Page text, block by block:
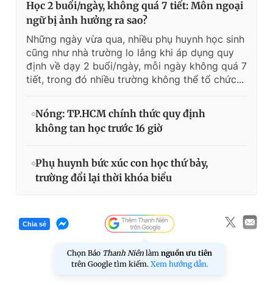
Học 2 buổi/ngày, không quá 7 tiết: Môn ngoại
ngữ bị ảnh hưởng ra sao?
Những ngày vừa qua, nhiều phụ huynh học sinh
cũng như nhà trường lo lắng khi áp dụng quy
định về dạy 2 buổi/ngày, mỗi ngày không quá 7
tiết, trong đó nhiều trường không thể tổ chức...
Nóng: TP.HCM chính thức quy định
không tan học trước 16 giờ
Phụ huynh bức xúc con học thứ bảy,
trường đổi lại thời khóa biểu
Chia sẻ
Chọn Báo Thanh Niên làm nguồn ưu tiên
trên Google tìm kiếm. Xem hướng dẫn.